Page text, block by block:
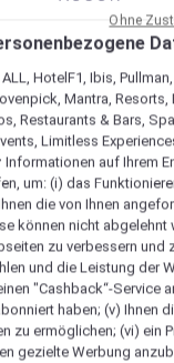
hinzu
HotelF1, Ibis,
Mantra, Resorts,
Restaurants & Bars,
Limitless
Informationen auf Ihrem
um: (i) das
die von Ihnen
können nicht abgelehnt
zu verbessern und
und die Leistung der
"Cashback“-Service
haben; (v) Ihnen
zu ermöglichen; (vi) ein
gezielte Werbung
Ohne